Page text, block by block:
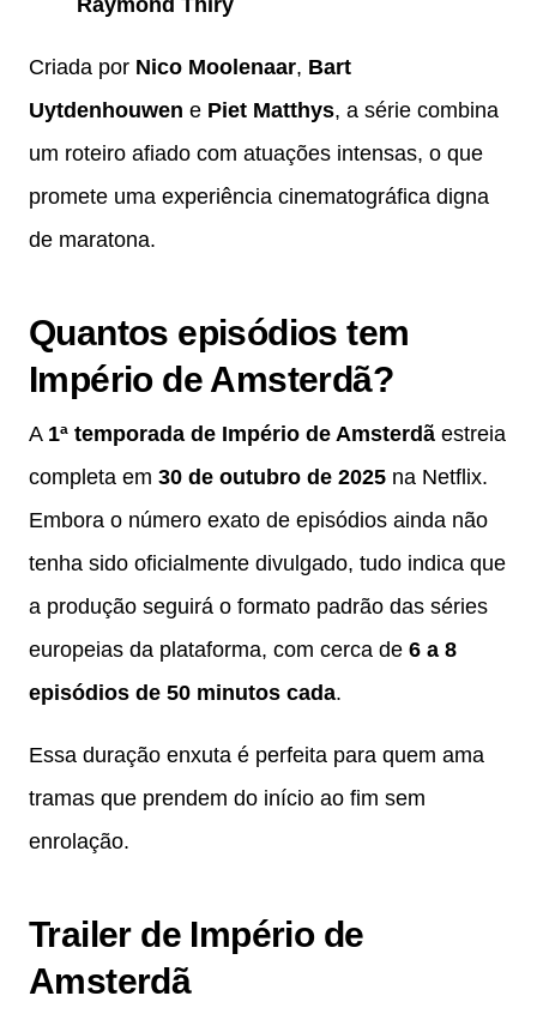
Criada por Nico Moolenaar, Bart
Uytdenhouwen e Piet Matthys, a série combina
um roteiro afiado com atuações intensas, o que
promete uma experiência cinematográfica digna
de maratona.
Quantos episódios tem
Império de Amsterdã?
A 1ª temporada de Império de Amsterdã estreia
completa em 30 de outubro de 2025 na Netflix.
Embora o número exato de episódios ainda não
tenha sido oficialmente divulgado, tudo indica que
a produção seguirá o formato padrão das séries
europeias da plataforma, com cerca de 6 a 8
episódios de 50 minutos cada.
Essa duração enxuta é perfeita para quem ama
tramas que prendem do início ao fim sem
enrolação.
Trailer de Império de
Amsterdã